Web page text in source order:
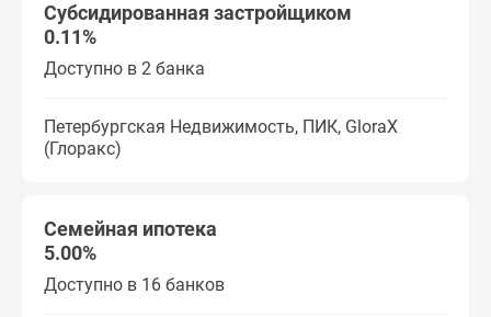
Субсидированная застройщиком
0.11%
Доступно в 2 банка
Петербургская Недвижимость, ПИК, GloraX
(Глоракс)
Семейная ипотека
5.00%
Доступно в 16 банков